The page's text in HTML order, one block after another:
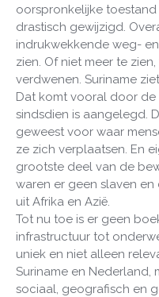
oorspronkelijke
drastisch gewijzigd.
indrukwekkende weg-
zien. Of niet meer te
verdwenen. Suriname
Dat komt vooral door de
sindsdien is aangelegd.
geweest voor waar
ze zich verplaatsen. En
grootste deel van de
waren er geen slaven
uit Afrika en Azië.
Tot nu toe is er geen
infrastructuur tot
uniek en niet alleen
Suriname en Nederland,
sociaal, geografisch en